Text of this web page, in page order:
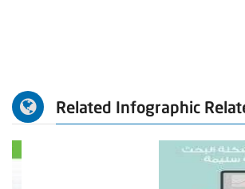
Related Infographic